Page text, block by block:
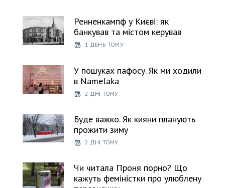
Ренненкампф у Києві: як
банкував та містом керував
1 ДЕНЬ ТОМУ
У пошуках пафосу. Як ми ходили
в Namelaka
2 ДНІ ТОМУ
Буде важко. Як кияни планують
прожити зиму
2 ДНІ ТОМУ
Чи читала Проня порно? Що
кажуть феміністки про улюблену